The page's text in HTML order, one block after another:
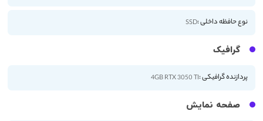
نوع حافظه داخلی :SSD
گرافیک
پردازنده گرافیکی :4GB RTX 3050 TI
صفحه نمایش